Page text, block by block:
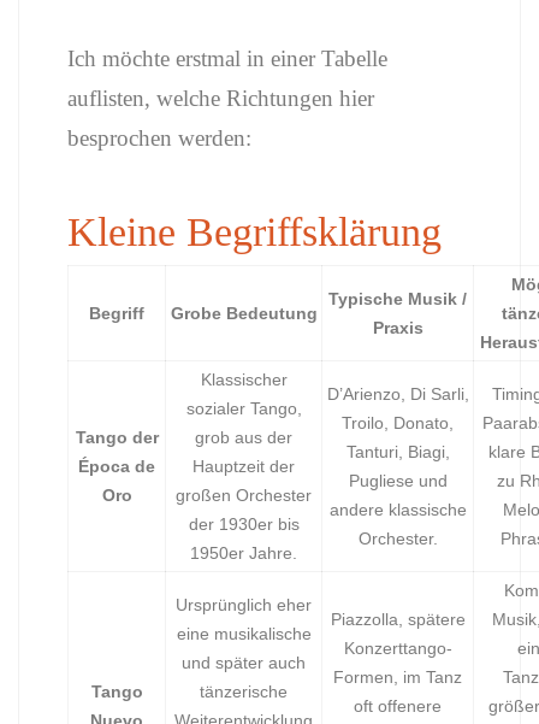
Ich möchte erstmal in einer Tabelle
auflisten, welche Richtungen hier
besprochen werden:
Kleine Begriffsklärung
Begriff Grobe Bedeutung
Typische Musik /
Praxis
Tango der
Época de
Oro
Klassischer
sozialer Tango,
grob aus der
Hauptzeit der
großen Orchester
der 1930er bis
1950er Jahre.
D’Arienzo, Di Sarli,
Troilo, Donato,
Tanturi, Biagi,
Pugliese und
andere klassische
Orchester.
klare
zu
Tango
Ursprünglich eher
eine musikalische
und später auch
tänzerische
Piazzolla, spätere
Konzerttango-
Formen, im Tanz
oft offenere